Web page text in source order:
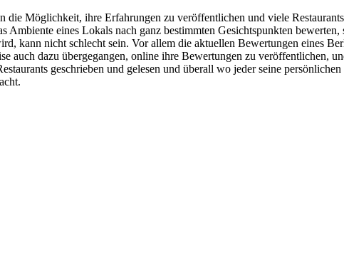
die Möglichkeit, ihre Erfahrungen zu veröffentlichen und viele
Ambiente eines Lokals nach ganz bestimmten Gesichtspunkten
kann nicht schlecht sein. Vor allem die aktuellen Bewertungen eines
auch dazu übergegangen, online ihre Bewertungen zu veröffentlichen,
geschrieben und gelesen und überall wo jeder seine